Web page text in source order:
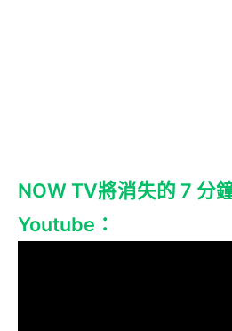
NOW TV將消失的 7 分
Youtube：